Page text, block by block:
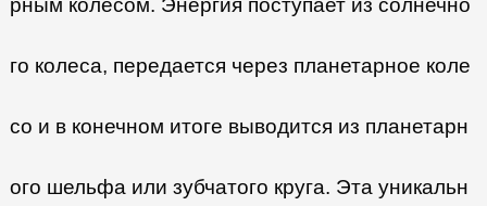
рным колесом. Энергия поступает из солнечно
го колеса, передается через планетарное коле
со и в конечном итоге выводится из планетарн
ого шельфа или зубчатого круга. Эта уникальн